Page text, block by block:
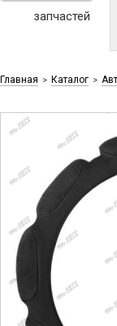
запчастей
Главная > Каталог >